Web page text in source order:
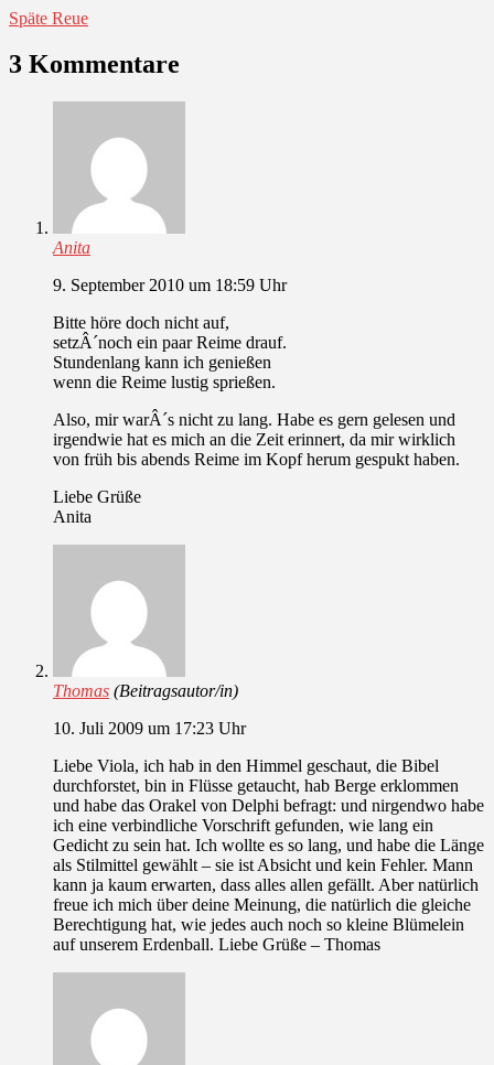
Späte Reue
3 Kommentare
Anita
9. September 2010 um 18:59 Uhr
Bitte höre doch nicht auf,
setzÂ´noch ein paar Reime drauf.
Stundenlang kann ich genießen
wenn die Reime lustig sprießen.
Also, mir warÂ´s nicht zu lang. Habe es gern gelesen und
irgendwie hat es mich an die Zeit erinnert, da mir wirklich
von früh bis abends Reime im Kopf herum gespukt haben.
Liebe Grüße
Anita
Thomas (Beitragsautor/in)
10. Juli 2009 um 17:23 Uhr
Liebe Viola, ich hab in den Himmel geschaut, die Bibel
durchforstet, bin in Flüsse getaucht, hab Berge erklommen
und habe das Orakel von Delphi befragt: und nirgendwo habe
ich eine verbindliche Vorschrift gefunden, wie lang ein
Gedicht zu sein hat. Ich wollte es so lang, und habe die Länge
als Stilmittel gewählt – sie ist Absicht und kein Fehler. Mann
kann ja kaum erwarten, dass alles allen gefällt. Aber natürlich
freue ich mich über deine Meinung, die natürlich die gleiche
Berechtigung hat, wie jedes auch noch so kleine Blümelein
auf unserem Erdenball. Liebe Grüße – Thomas